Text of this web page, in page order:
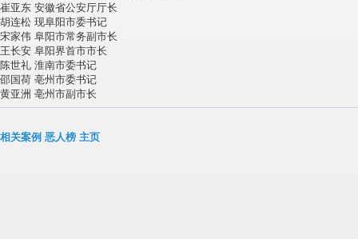
崔亚东 安徽省公安厅厅长
胡连松 现阜阳市委书记
宋家伟 阜阳市常务副市长
王长安 阜阳界首市市长
陈世礼 淮南市委书记
邵国荷 亳州市委书记
黄亚洲 亳州市副市长
相关案例 恶人榜 主页